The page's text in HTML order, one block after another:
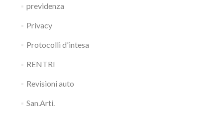
previdenza
Privacy
Protocolli d'intesa
RENTRI
Revisioni auto
San.Arti.